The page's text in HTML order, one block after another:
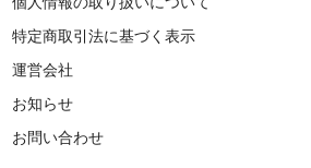
特定商取引法に基づく表示
運営会社
お知らせ
お問い合わせ